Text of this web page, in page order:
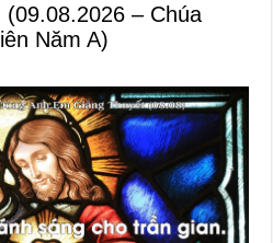
– Chúa
Năm A)